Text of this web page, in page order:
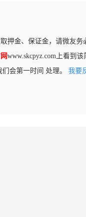
押金、保证金，请微友务
www.skcpyz.com上看到该
会第一时间 处理。 我要